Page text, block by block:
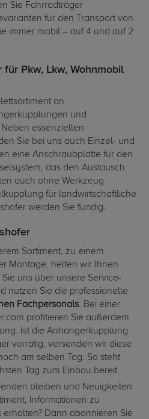
Sie Fahrradträger
für den Transport von
immer mobil – auf 4 und auf 2
Pkw, Lkw, Wohnmobil
an
und
essenziellen
Sie bei uns auch Einzel- und
eine Anschraubplatte für den
das den Austausch
auch ohne Werkzeug
für landwirtschaftliche
werden Sie fündig.
Sortiment, zu einem
Montage, helfen wir Ihnen
uns über unsere Service-
nutzen Sie die professionelle
Fachpersonals. Bei einer
profitieren Sie außerdem
Ist die Anhängerkupplung
vorrätig, versenden wir diese
am selben Tag. So steht
Tag zum Einbau bereit.
bleiben und Neuigkeiten
Informationen zu
Dann abonnieren Sie